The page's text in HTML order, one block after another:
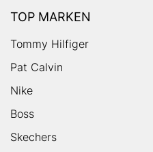
TOP MARKEN
Tommy Hilfiger
Pat Calvin
Nike
Boss
Skechers